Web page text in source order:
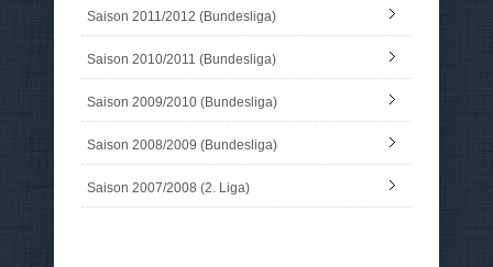
Saison 2011/2012 (Bundesliga)
Saison 2010/2011 (Bundesliga)
Saison 2009/2010 (Bundesliga)
Saison 2008/2009 (Bundesliga)
Saison 2007/2008 (2. Liga)